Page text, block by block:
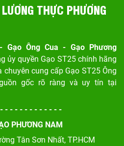
THỰC PHƯƠNG
Gạo Ông Cua - Gạo Phương
ủy quyền Gạo ST25 chính hãng
chuyên cung cấp Gạo ST25 Ông
gốc rõ ràng và uy tín tại
- - - - - - - - - - - -
PHƯƠNG NAM
ờng Tân Sơn Nhất, TP.HCM